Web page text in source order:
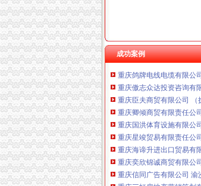
成功案例
重庆鸽牌电线电缆有限公
重庆傲志众达投资咨询有
重庆臣夫商贸有限公司 （
重庆卿倾商贸有限责任公
重庆国洪体育设施有限公
重庆星竣贸易有限责任公
重庆海谛升进出口贸易有
重庆奕欣锦诚商贸有限公
重庆信同广告有限公司 渝
重庆三虹房地产营销策划